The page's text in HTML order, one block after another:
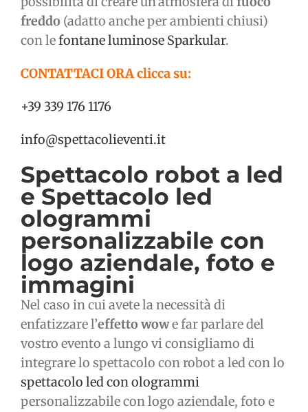
freddo (adatto anche per ambienti chiusi)
con lefontane luminose Sparkular.
CONTATTACI ORA clicca su:
+39 339 176 1176
info@spettacolieventi.it
Spettacolo robot a led
e Spettacolo led
ologrammi
personalizzabile con
logo aziendale, foto e
immagini
Nel caso in cui avete la necessità di
enfatizzare l’effetto wowe far parlare del
vostro evento a lungo vi consigliamo di
integrare lo spettacolo con robot a led con lo
spettacolo led con ologrammi
personalizzabile con logo aziendale, foto e